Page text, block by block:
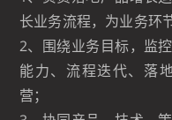
长业务流程，为业务环
2、围绕业务目标，监
能力、流程迭代、落
营；